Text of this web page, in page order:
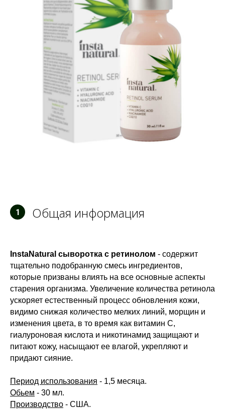
1 Общая информация
InstaNatural сыворотка с ретинолом - содержит
тщательно подобранную смесь ингредиентов,
которые призваны влиять на все основные аспекты
старения организма. Увеличение количества ретинола
ускоряет естественный процесс обновления кожи,
видимо снижая количество мелких линий, морщин и
изменения цвета, в то время как витамин C,
гиалуроновая кислота и никотинамид защищают и
питают кожу, насыщают ее влагой, укрепляют и
придают сияние.
Период использования - 1,5 месяца.
Обьем - 30 мл.
Производство - США.